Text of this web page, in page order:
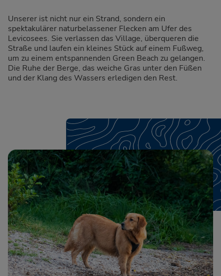
Unserer ist nicht nur ein Strand, sondern ein
spektakulärer naturbelassener Flecken am Ufer des
Levicosees. Sie verlassen das Village, überqueren die
Straße und laufen ein kleines Stück auf einem Fußweg,
um zu einem entspannenden Green Beach zu gelangen.
Die Ruhe der Berge, das weiche Gras unter den Füßen
und der Klang des Wassers erledigen den Rest.